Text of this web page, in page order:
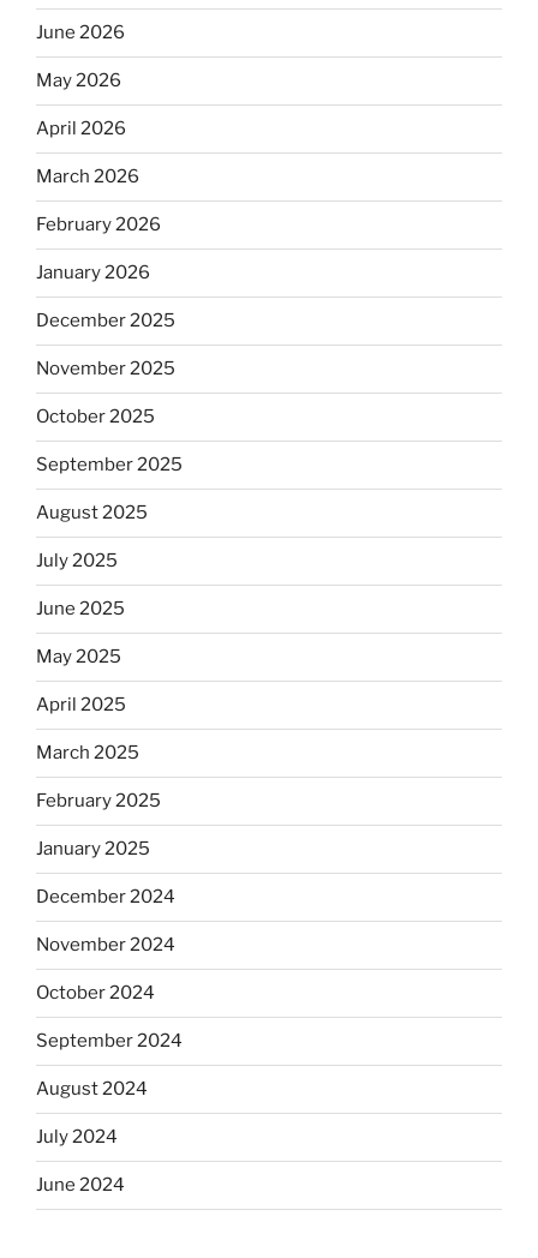
June 2026
May 2026
April 2026
March 2026
February 2026
January 2026
December 2025
November 2025
October 2025
September 2025
August 2025
July 2025
June 2025
May 2025
April 2025
March 2025
February 2025
January 2025
December 2024
November 2024
October 2024
September 2024
August 2024
July 2024
June 2024